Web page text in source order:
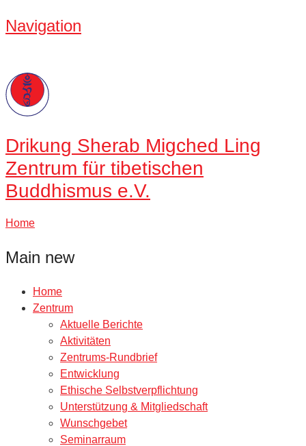
Navigation
Drikung Sherab Migched Ling
Zentrum für tibetischen
Buddhismus e.V.
Home
Main new
Home
Zentrum
Aktuelle Berichte
Aktivitäten
Zentrums-Rundbrief
Entwicklung
Ethische Selbstverpflichtung
Unterstützung & Mitgliedschaft
Wunschgebet
Seminarraum